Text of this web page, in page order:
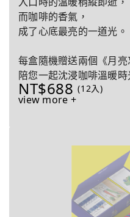
而咖啡的香氣，
成了心底最亮的一道光。
每盒隨機贈送兩個《月
陪您一起沈浸咖啡溫暖時
NT$688 (12入)
view more +